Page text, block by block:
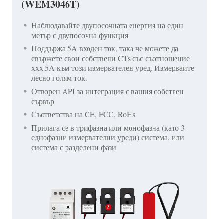
(WEM3046T)
Наблюдавайте двупосочната енергия на един
метър с двупосочна функция
Поддържа 5A входен ток, така че можете да
свържете свои собствени CTs със съотношение
xxx:5A към този измервателен уред. Измервайте
лесно голям ток.
Отворен API за интеграция с вашия собствен
сървър
Съответства на CE, FCC, RoHs
Прилага се в трифазна или монофазна (като 3
еднофазни измервателни уреди) система, или
система с разделени фази